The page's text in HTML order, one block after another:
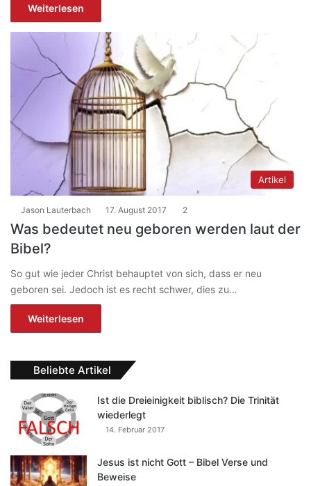
Weiterlesen
Artikel
Jason Lauterbach 17. August 2017 2
Was bedeutet neu geboren werden laut der
Bibel?
So gut wie jeder Christ behauptet von sich, dass er neu
geboren sei. Jedoch ist es recht schwer, dies zu…
Weiterlesen
Beliebte Artikel
Ist die Dreieinigkeit biblisch? Die Trinität
wiederlegt
14. Februar 2017
Jesus ist nicht Gott – Bibel Verse und
Beweise